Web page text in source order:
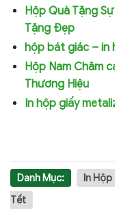
Hộp Quà Tặng
Tặng Đẹp
hộp bát giác – in
Hộp Nam Châm
Thương Hiệu
In hộp giấy
Danh Mục: In
Tết